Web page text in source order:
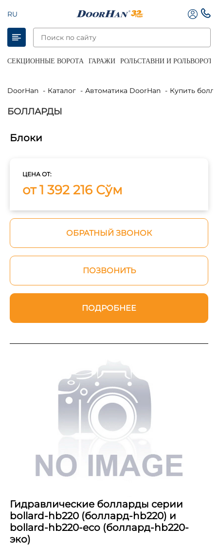
RU
СЕКЦИОННЫЕ ВОРОТА ГАРАЖИ РОЛЬСТАВНИ И РОЛЬВОРОТА
DoorHan Каталог Автоматика DoorHan Купить
БОЛЛАРДЫ
Блоки
ЦЕНА ОТ:
от 1 392 216 Сўм
ОБРАТНЫЙ ЗВОНОК
ПОЗВОНИТЬ
ПОДРОБНЕЕ
Гидравлические болларды серии
bollard-hb220 (боллард-hb220) и
bollard-hb220-eco (боллард-hb220-
эко)